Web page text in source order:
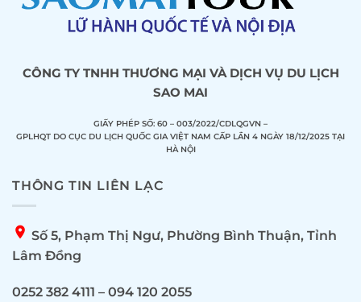
CÔNG TY TNHH THƯƠNG MẠI VÀ DỊCH VỤ DU LỊCH
SAO MAI
GIẤY PHÉP SỐ: 60 – 003/2022/CDLQGVN –
GPLHQT DO CỤC DU LỊCH QUỐC GIA VIỆT NAM CẤP LẦN 4 NGÀY 18/12/2025 TẠI
HÀ NỘI
THÔNG TIN LIÊN LẠC
location_on Số 5, Phạm Thị Ngư, Phường Bình Thuận, Tỉnh
Lâm Đồng
0252 382 4111 – 094 120 2055